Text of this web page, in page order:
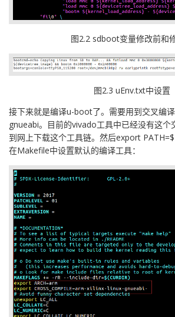
图2.2 sdboot变量修改前和
图2.3 uEnv.txt中设置
接下来就是编译u-boot了。需要用到交叉编
gnueabi。目前的vivado工具中已经没有这个
到网上下载这个工具链。然后export
在Makefile中设置默认的编译工具：